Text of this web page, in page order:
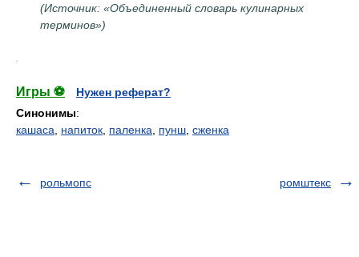
(Источник: «Объединенный словарь кулинарных
терминов»)
Игры ⚽
Нужен реферат?
Синонимы:
кашаса
напиток паленка пунш сженка
рольмопс ромштекс